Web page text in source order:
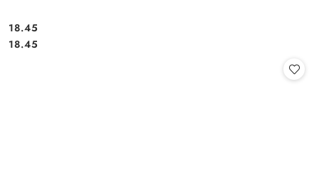
Cena:
18.45
Cena:
18.45